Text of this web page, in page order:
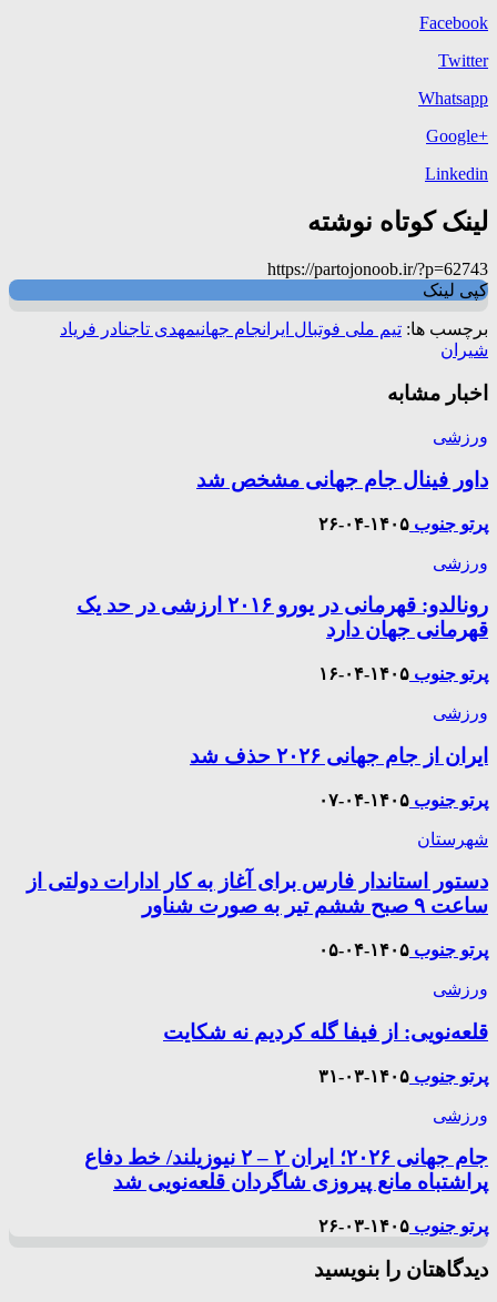
Facebook
Twitter
Whatsapp
+Google
Linkedin
لینک کوتاه نوشته
https://partojonoob.ir/?p=62743
کپی لینک
برچسب ها: تیم ملی فوتبال ایرانجام جهانیمهدی تاجنادر فریاد
شیران
اخبار مشابه
ورزشی
داور فینال جام جهانی مشخص شد
پرتو جنوب ۱۴۰۵-۰۴-۲۶
ورزشی
رونالدو: قهرمانی در یورو ۲۰۱۶ ارزشی در حد یک
قهرمانی جهان دارد
پرتو جنوب ۱۴۰۵-۰۴-۱۶
ورزشی
ایران از جام جهانی ۲۰۲۶ حذف شد
پرتو جنوب ۱۴۰۵-۰۴-۰۷
شهرستان
دستور استاندار فارس برای آغاز به کار ادارات دولتی از
ساعت ۹ صبح ششم تیر به صورت شناور
پرتو جنوب ۱۴۰۵-۰۴-۰۵
ورزشی
قلعه‌نویی: از فیفا گله کردیم نه شکایت
پرتو جنوب ۱۴۰۵-۰۳-۳۱
ورزشی
جام جهانی ۲۰۲۶؛ ایران ۲ – ۲ نیوزیلند/ خط دفاع
پراشتباه مانع پیروزی شاگردان قلعه‌نویی شد
پرتو جنوب ۱۴۰۵-۰۳-۲۶
دیدگاهتان را بنویسید